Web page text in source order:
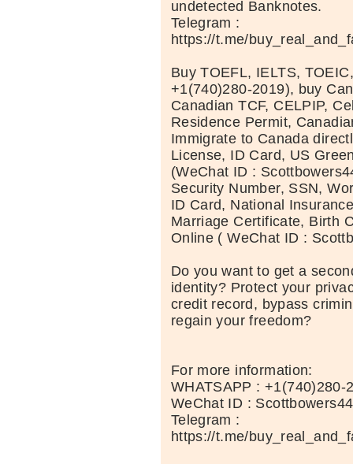
undetected Banknotes.
Telegram :
https://t.me/
Buy TOEFL, IELTS,
+1(740)280-2019), buy
Canadian TCF, CELPIP,
Residence Permit,
Immigrate to Canada
License, ID Card, US
(WeChat ID :
Security Number, SSN,
ID Card, National
Marriage Certificate, Birth
Online ( WeChat ID :
Do you want to get a
identity? Protect your
credit record, bypass
regain your freedom?
For more information:
WHATSAPP : +1(740)280-
WeChat ID : Scottbowers44
Telegram :
https://t.me/